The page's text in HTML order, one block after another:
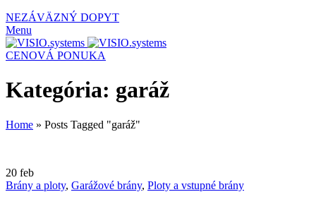
NEZÁVÄZNÝ DOPYT
Menu
CENOVÁ PONUKA
Kategória: garáž
Home » Posts Tagged "garáž"
20 feb
Brány a ploty, Garážové brány, Ploty a vstupné brány